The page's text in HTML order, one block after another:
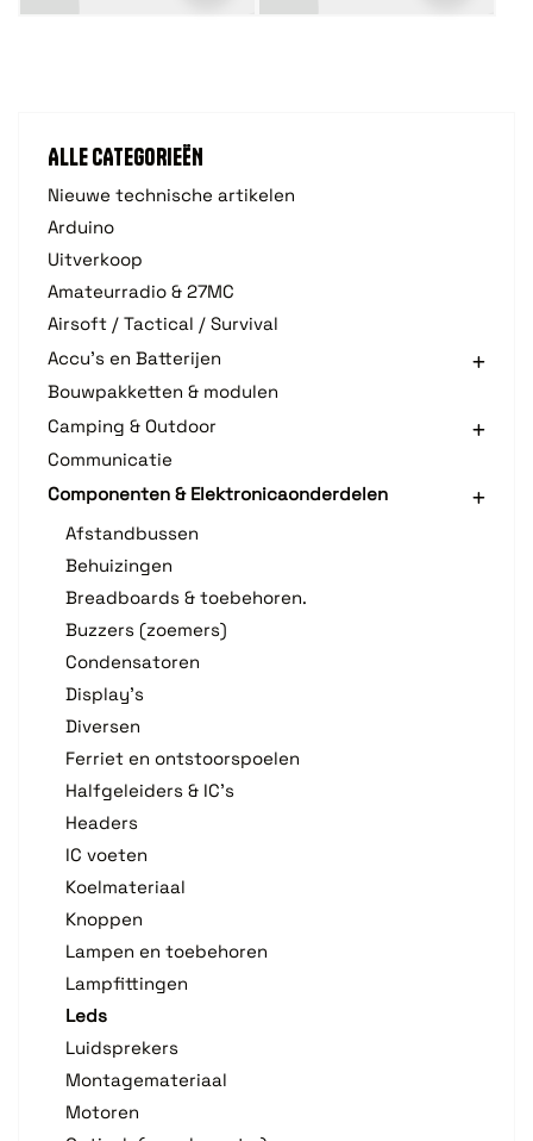
ALLE CATEGORIEËN
Nieuwe technische artikelen
Arduino
Uitverkoop
Amateurradio & 27MC
Airsoft / Tactical / Survival
Accu's en Batterijen
Bouwpakketten & modulen
Camping & Outdoor
Communicatie
Componenten & Elektronicaonderdelen
Afstandbussen
Behuizingen
Breadboards & toebehoren.
Buzzers (zoemers)
Condensatoren
Display's
Diversen
Ferriet en ontstoorspoelen
Halfgeleiders & IC's
Headers
IC voeten
Koelmateriaal
Knoppen
Lampen en toebehoren
Lampfittingen
Leds
Luidsprekers
Montagemateriaal
Motoren